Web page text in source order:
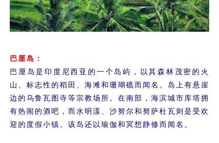
巴厘岛：
巴厘岛是印度尼西亚的一个岛屿，以其森林茂密的火
山、标志性的稻田、海滩和珊瑚礁而闻名。岛上有悬崖
边的乌鲁瓦图寺等宗教场所。在南部，海滨城市库塔拥
有热闹的酒吧，而水明漾、沙努尔和努萨杜瓦则是受欢
迎的度假小镇。该岛还以瑜伽和冥想静修而闻名。